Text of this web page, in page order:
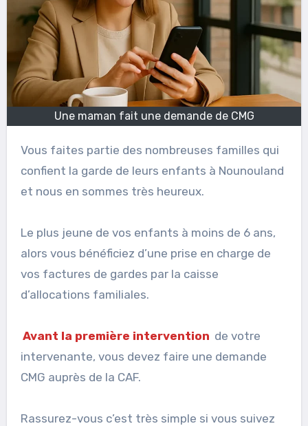
Une maman fait une demande de CMG
Vous faites partie des nombreuses familles qui
confient la garde de leurs enfants à Nounouland
et nous en sommes très heureux.
Le plus jeune de vos enfants à moins de 6 ans,
alors vous bénéficiez d’une prise en charge de
vos factures de gardes par la caisse
d’allocations familiales.
Avant la première intervention de votre
intervenante, vous devez faire une demande
CMG auprès de la CAF.
Rassurez-vous c’est très simple si vous suivez